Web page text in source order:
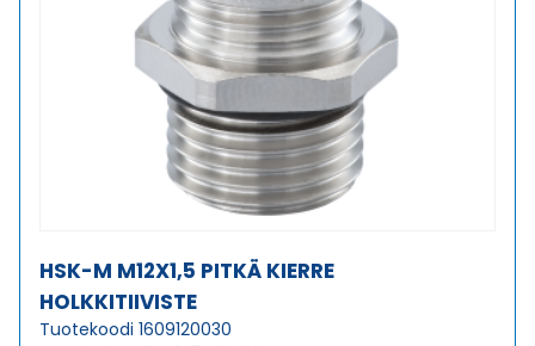
HSK-M M12X1,5 PITKÄ KIERRE
HOLKKITIIVISTE
Tuotekoodi 1609120030